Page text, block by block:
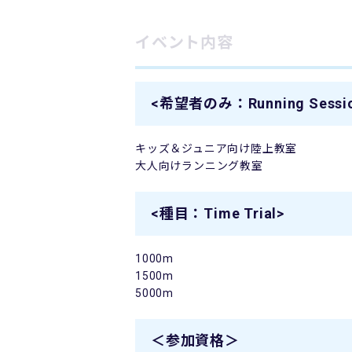
イベント内容
<希望者のみ：Running
キッズ＆ジュニア向け陸上教室
大人向けランニング教室
<種目：Time Trial>
1000m
1500m
5000m
＜参加資格＞